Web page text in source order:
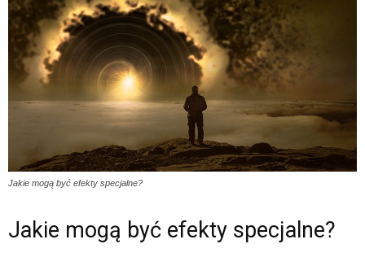
Jakie mogą być efekty specjalne?
Jakie mogą być efekty specjalne?